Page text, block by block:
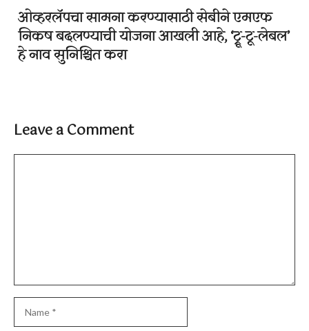
ओव्हरलॅपचा सामना करण्यासाठी सेबीने एमएफ
निकष बदलण्याची योजना आखली आहे, ‘ट्रू-टू-लेबल’
हे नाव सुनिश्चित करा
Leave a Comment
Comment
Name